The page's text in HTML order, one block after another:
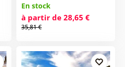
En stock
à partir de 28,65 €
35,81 €